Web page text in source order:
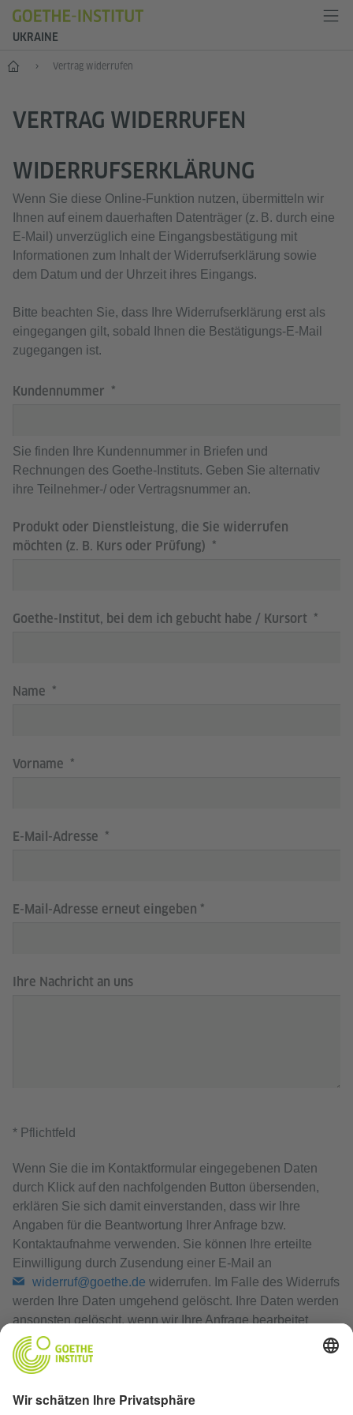
UKRAINE
Start Vertrag widerrufen
VERTRAG WIDERRUFEN
WIDERRUFSERKLÄRUNG
Wenn Sie diese Online‑Funktion nutzen, übermitteln wir
Ihnen auf einem dauerhaften Datenträger (z. B. durch eine
E‑Mail) unverzüglich eine Eingangsbestätigung mit
Informationen zum Inhalt der Widerrufserklärung sowie
dem Datum und der Uhrzeit ihres Eingangs.
Bitte beachten Sie, dass Ihre Widerrufserklärung erst als
eingegangen gilt, sobald Ihnen die Bestätigungs‑E‑Mail
zugegangen ist.
Kundennummer
Sie finden Ihre Kundennummer in Briefen und
Rechnungen des Goethe-Instituts. Geben Sie alternativ
ihre Teilnehmer-/ oder Vertragsnummer an.
Produkt oder Dienstleistung, die Sie widerrufen
möchten (z. B. Kurs oder Prüfung)
Goethe-Institut, bei dem ich gebucht habe / Kursort
Name
Vorname
E-Mail-Adresse
E-Mail-Adresse erneut eingeben
Ihre Nachricht an uns
* Pflichtfeld
Wenn Sie die im Kontaktformular eingegebenen Daten
durch Klick auf den nachfolgenden Button übersenden,
erklären Sie sich damit einverstanden, dass wir Ihre
Angaben für die Beantwortung Ihrer Anfrage bzw.
Kontaktaufnahme verwenden. Sie können Ihre erteilte
Einwilligung durch Zusendung einer E-Mail an
widerruf@goethe.de widerrufen. Im Falle des Widerrufs
werden Ihre Daten umgehend gelöscht. Ihre Daten werden
ansonsten gelöscht, wenn wir Ihre Anfrage bearbeitet
haben oder der Zweck der Speicherung entfallen ist.
Datenschutzerklärung